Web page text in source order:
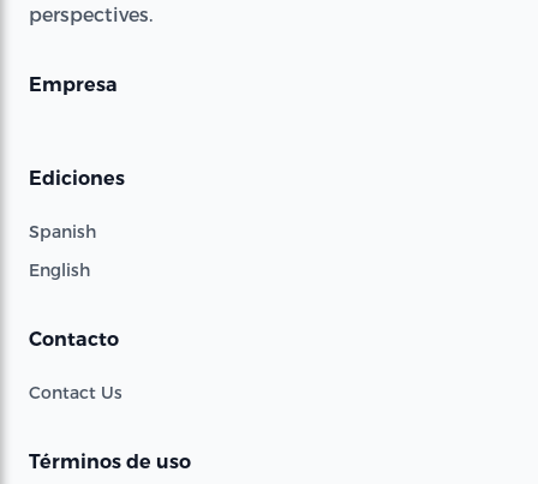
perspectives.
Empresa
Ediciones
Spanish
English
Contacto
Contact Us
Términos de uso